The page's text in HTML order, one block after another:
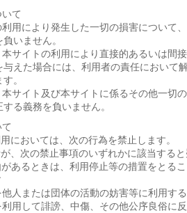
て
用により発生した一切の損害について
いません。
サイトの利用により直接的あるいは間
与えた場合には、利用者の責任において
。
サイト及び本サイトに係るその他一切
る義務を負いません。
においては、次の行為を禁止します。
、次の禁止事項のいずれかに該当する
あるときは、利用停止等の措置をとる
人または団体の活動の妨害等に利用す
用して誹謗、中傷、その他公序良俗に